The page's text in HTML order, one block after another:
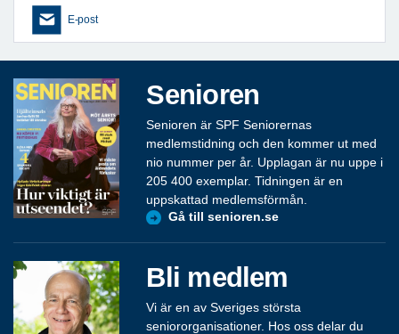
E-post
Senioren
Senioren är SPF Seniorernas
medlemstidning och den kommer ut med
nio nummer per år. Upplagan är nu uppe i
205 400 exemplar. Tidningen är en
uppskattad medlemsförmån.
Gå till senioren.se
Bli medlem
Vi är en av Sveriges största
seniororganisationer. Hos oss delar du